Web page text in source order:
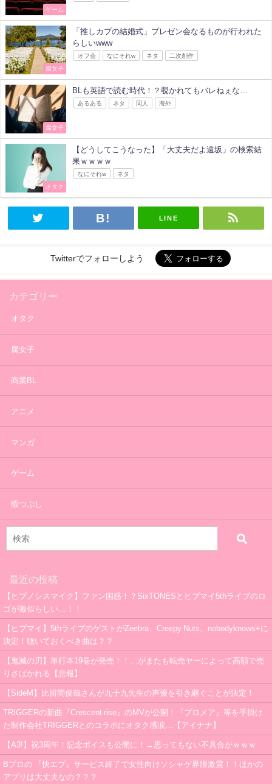
ゲーム
腐女子
「推しカプの結婚式」プレゼン会なるものが行われた
らしいwww
オフ会 なにそれw ネタ 二次創作
腐女子
BLも英語で読む時代！？覗かれてもバレねぇな…
あるある ネタ 同人 海外
オタク
【どうしてこうなった】「大丈夫だよ遠坂」の検索結
果ｗｗｗｗ
なにそれw ネタ
LINE
Twitterでフォローしよう
カテゴリー
オタク
腐女子
商業BL
アニメ
マンガ
ゲーム
暇つぶし
最近の投稿
【ヒプノシスマイク】ファン困惑！？SixTONESとヒプマイ5thライブのロ
ゴが激似らしい…！！
【ヒプマイ】5thライブのゲストがZeebra、Creepy Nuts、nobodyknows+に
決定！聴いておくべき曲は？？
【鬼滅の刃】単行本19巻が発売！！…がまたも転売ヤーによって高額で売
りさばかれる【悲報】
【SideM】比留間俊哉さんが九十九先生の声優を引き継ぐことが決定！
TRIGGERの新曲『Crescent rise』のMVが公開！『プロメア』等を手掛け
た制作会社TRIGGERとのコラボにオタク感涙…【アイナナ】
【A3!】祝3周年！記念ボイスも公開に！→思ってもない不具合がｗｗｗ
Bプロの 『快エブ』サービス終了で女性向けソシャゲ界隈激震！！ほかの
アプリは大丈夫なの？？？